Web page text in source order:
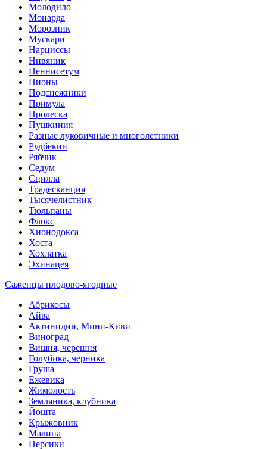
Молодило
Монарда
Морозник
Мускари
Нарциссы
Нивяник
Пеннисетум
Пионы
Подснежники
Примула
Пролеска
Пушкиния
Разные луковичные и многолетники
Рудбекии
Рябчик
Седум
Сцилла
Традесканция
Тысячелистник
Тюльпаны
Флокс
Хионодокса
Хоста
Хохлатка
Эхинацея
Саженцы плодово-ягодные
Абрикосы
Айва
Актинидии, Мини-Киви
Виноград
Вишня, черешня
Голубика, черника
Груша
Ежевика
Жимолость
Земляника, клубника
Йошта
Крыжовник
Малина
Персики